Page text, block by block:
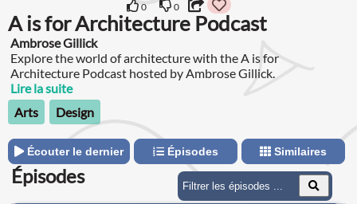
0 0
A is for Architecture Podcast
Ambrose Gillick
Explore the world of architecture with the A is for
Architecture Podcast hosted by Ambrose Gillick.
Lire la suite
Arts
Design
Écouter le dernier Épisodes Similaires
Épisodes